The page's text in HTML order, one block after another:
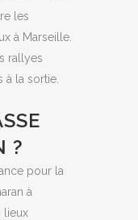
les
à Marseille.
rallyes
à la sortie.
?
pour la
à
lieux